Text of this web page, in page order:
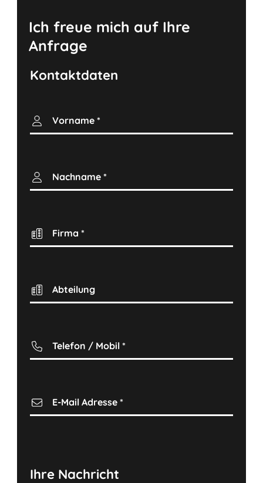
Ich freue mich auf Ihre
Anfrage
Kontaktdaten
Vorname*
Nachname*
Firma*
Abteilung
Telefon / Mobil*
E-Mail Adresse*
Ihre Nachricht